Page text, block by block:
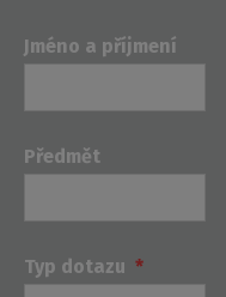
Jméno a příjmení
Předmět
Typ dotazu *